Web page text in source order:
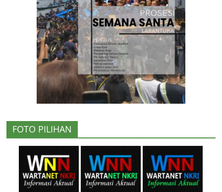
FOTO PILIHAN